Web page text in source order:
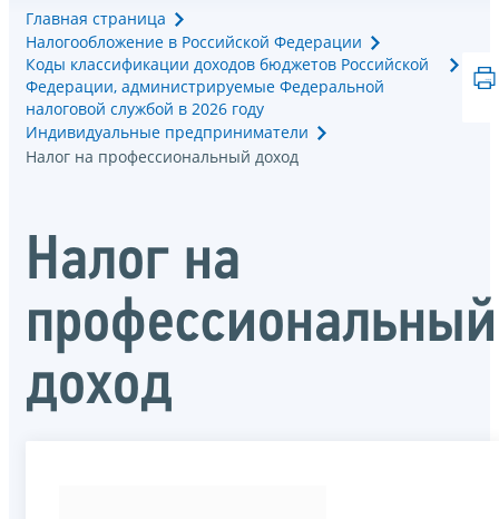
Главная страница
Налогообложение в Российской Федерации
Коды классификации доходов бюджетов Российской
Федерации, администрируемые Федеральной
налоговой службой в 2026 году
Индивидуальные предприниматели
Налог на профессиональный доход
Налог на
профессиональный
доход